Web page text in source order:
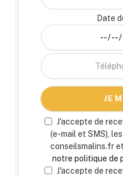
Date
J'accepte de
(e-mail et SMS),
conseilsmalins.fr
notre politique de
J'accepte de